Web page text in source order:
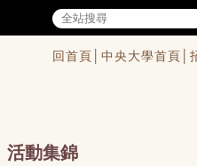
回首頁│ 中央大學首頁│
活動集錦